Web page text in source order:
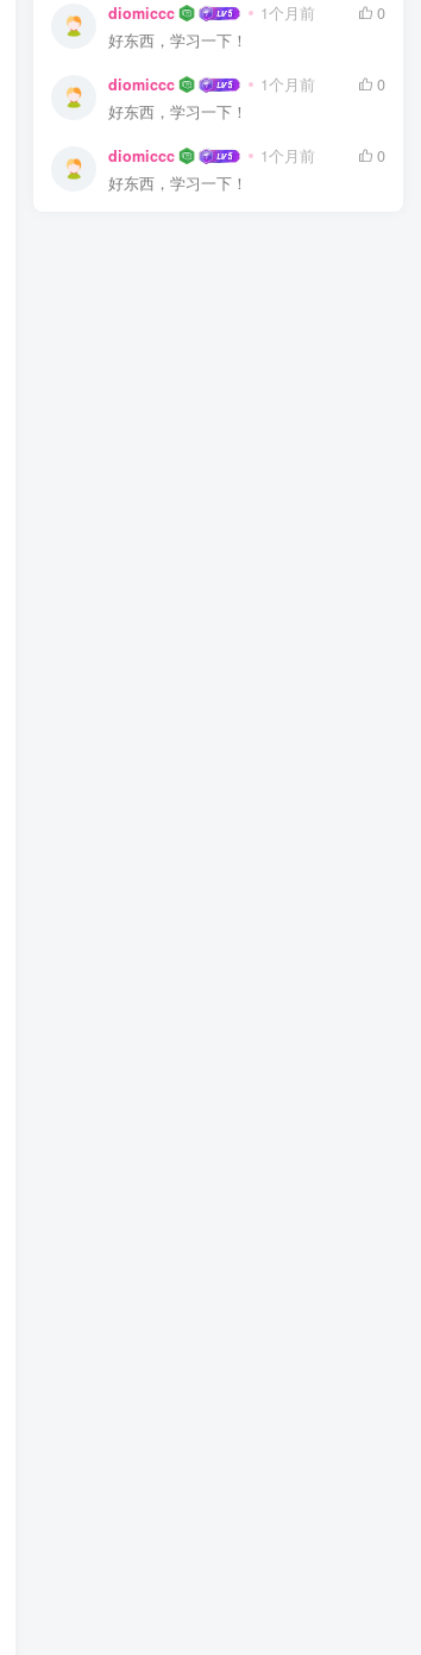
diomiccc 1个月前
0
好东西，学习一下！
diomiccc 1个月前
0
好东西，学习一下！
diomiccc 1个月前
0
好东西，学习一下！